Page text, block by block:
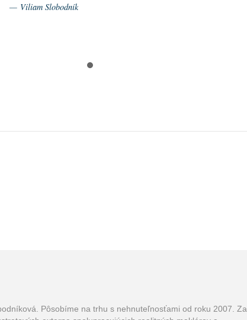
Viliam Slobodník
Pôsobíme na trhu s nehnuteľnosťami od roku 2007. Za